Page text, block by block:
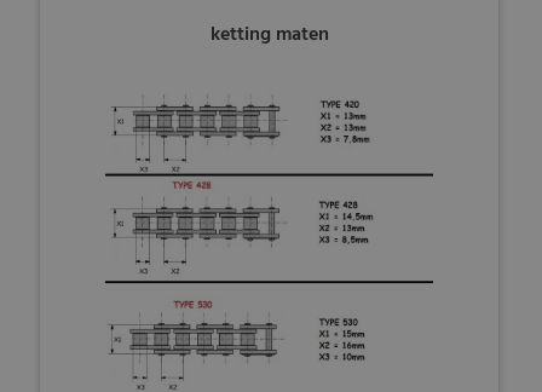
ketting maten